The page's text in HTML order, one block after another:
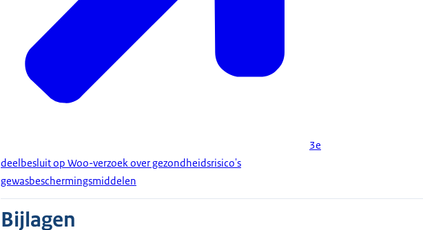
3e
deelbesluit op Woo-verzoek over gezondheidsrisico's
gewasbeschermingsmiddelen
Bijlagen